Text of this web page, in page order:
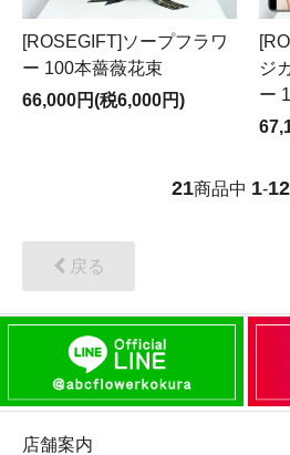
[ROSEGIFT]ソープフラワ
ー 100本薔薇花束
66,000円(税6,000円)
ジ
ー
21商品中 1-12
戻る
店舗案内